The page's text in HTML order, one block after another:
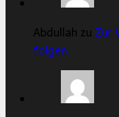
Abdullah zu Zur
folgen